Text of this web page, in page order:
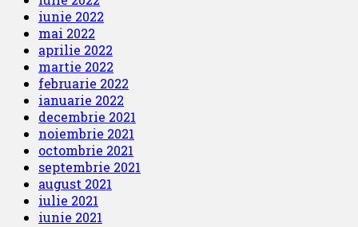
iunie 2022
mai 2022
aprilie 2022
martie 2022
februarie 2022
ianuarie 2022
decembrie 2021
noiembrie 2021
octombrie 2021
septembrie 2021
august 2021
iulie 2021
iunie 2021